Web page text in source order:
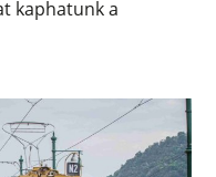
kaphatunk a